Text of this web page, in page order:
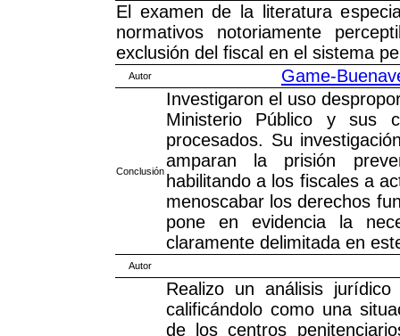
El examen de la literatura
normativos notoriamente
exclusión del fiscal en el sistema
Autor Game-
Conclusión
Investigaron el uso
Ministerio Público y sus
procesados. Su
amparan la prisión
habilitando a los fiscales a
menoscabar los derechos
pone en evidencia la
claramente delimitada en
Autor
Realizo un análisis
calificándolo como una
de los centros